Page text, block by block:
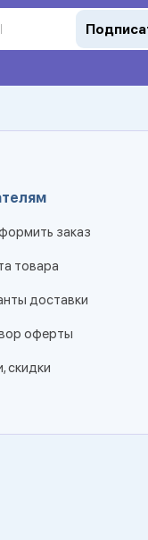
заказ
товара
доставки
оферты
скидки